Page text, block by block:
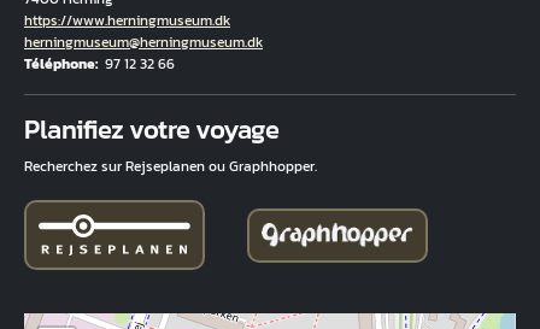
Hjemmeside
https://www.herningmuseum.dk
Courriel
herningmuseum@herningmuseum.dk
Téléphone 97 12 32 66
Planifiez votre voyage
Recherchez sur Rejseplanen ou Graphhopper.